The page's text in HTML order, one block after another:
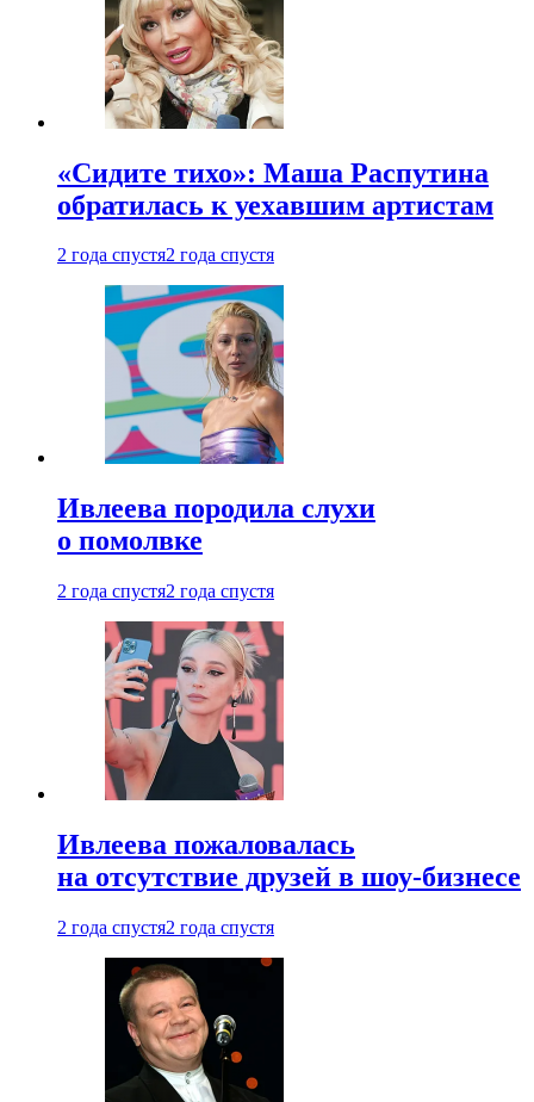
«Сидите тихо»: Маша Распутина
обратилась к уехавшим артистам
2 года спустя2 года спустя
Ивлеева породила слухи
о помолвке
2 года спустя2 года спустя
Ивлеева пожаловалась
на отсутствие друзей в шоу-бизнесе
2 года спустя2 года спустя